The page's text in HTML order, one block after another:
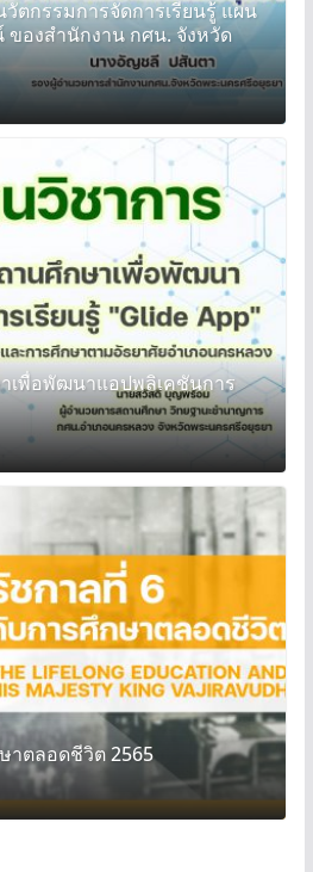
ตกรรมการจัดการเรียนรู้ แผน
ของสำนักงาน กศน. จังหวัด
เพื่อพัฒนาแอปพลิเคชันการ
าตลอดชีวิต 2565